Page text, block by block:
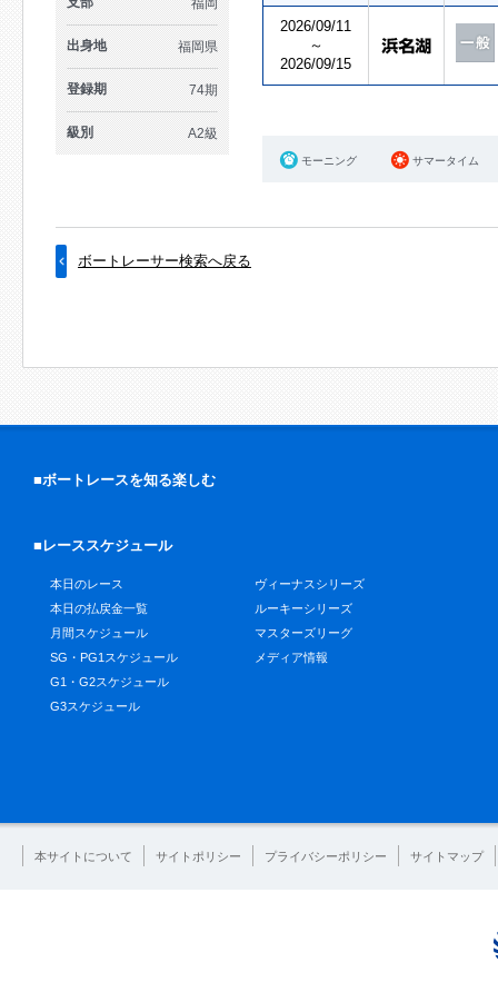
福岡
出身地 福岡県
登録期 74期
級別 A2級
2026/09/11
～
2026/09/15
モーニング サマータイム
ボートレーサー検索へ戻る
■ボートレースを知る楽しむ
■レーススケジュール
本日のレース
本日の払戻金一覧
月間スケジュール
SG・PG1スケジュール
G1・G2スケジュール
G3スケジュール
ヴィーナスシリーズ
ルーキーシリーズ
マスターズリーグ
メディア情報
本サイトについて サイトポリシー プライバシーポリシー サイトマップ